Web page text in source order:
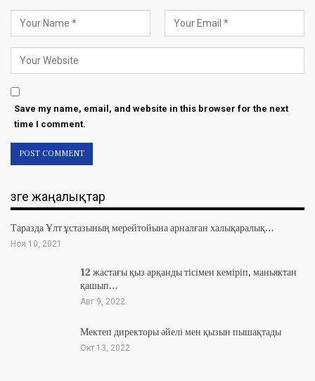
Save my name, email, and website in this browser for the next
time I comment.
Өзге жаңалықтар
Таразда Ұлт ұстазының мерейтойына арналған халықаралық…
Ноя 10, 2021
12 жастағы қыз арқанды тісімен кеміріп, маньяктан
қашып…
Авг 9, 2022
Мектеп директоры әйелі мен қызын пышақтады
Окт 13, 2022